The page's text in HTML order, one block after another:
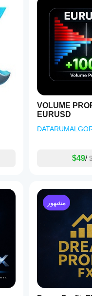
VOLUME
EURUSD
$49/
مشهور